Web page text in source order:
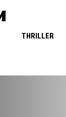
THRILLER